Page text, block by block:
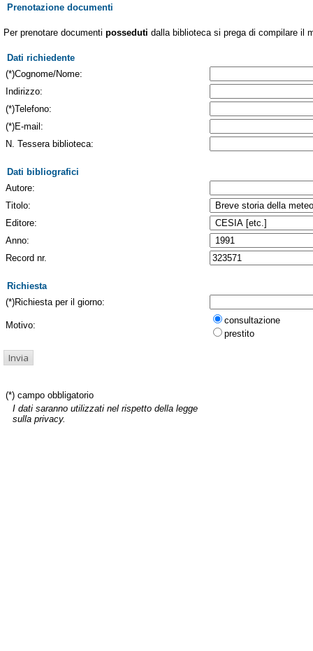
Prenotazione documenti
Per prenotare documenti posseduti dalla biblioteca si prega di compilare il
Dati richiedente
(*)Cognome/Nome:
Indirizzo:
(*)Telefono:
(*)E-mail:
N. Tessera biblioteca:
Dati bibliografici
Autore:
Titolo:
Editore:
Anno:
Record nr.
Richiesta
(*)Richiesta per il giorno:
Motivo:
consultazione
prestito
(*) campo obbligatorio
I dati saranno utilizzati nel rispetto della legge
sulla privacy.